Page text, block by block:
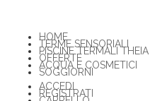
HOME
TERME SENSORIALI
PISCINE TERMALI THEIA
OFFERTE
ACQUA E COSMETICI
SOGGIORNI
ACCEDI
REGISTRATI